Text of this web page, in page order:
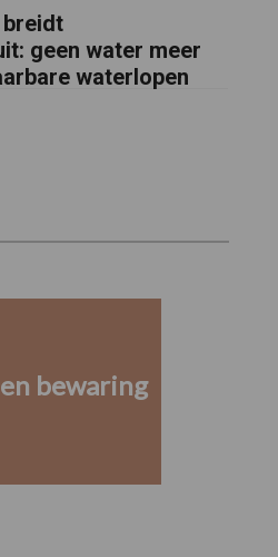
geen water meer
waterlopen
bewaring